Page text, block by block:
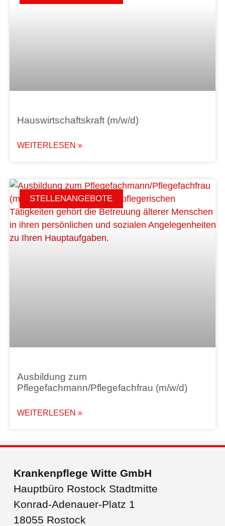
Hauswirtschaftskraft (m/w/d)
WEITERLESEN »
STELLENANGEBOTE
Ausbildung zum
Pflegefachmann/Pflegefachfrau (m/w/d)
WEITERLESEN »
Krankenpflege Witte GmbH
Hauptbüro Rostock Stadtmitte
Konrad-Adenauer-Platz 1
18055 Rostock